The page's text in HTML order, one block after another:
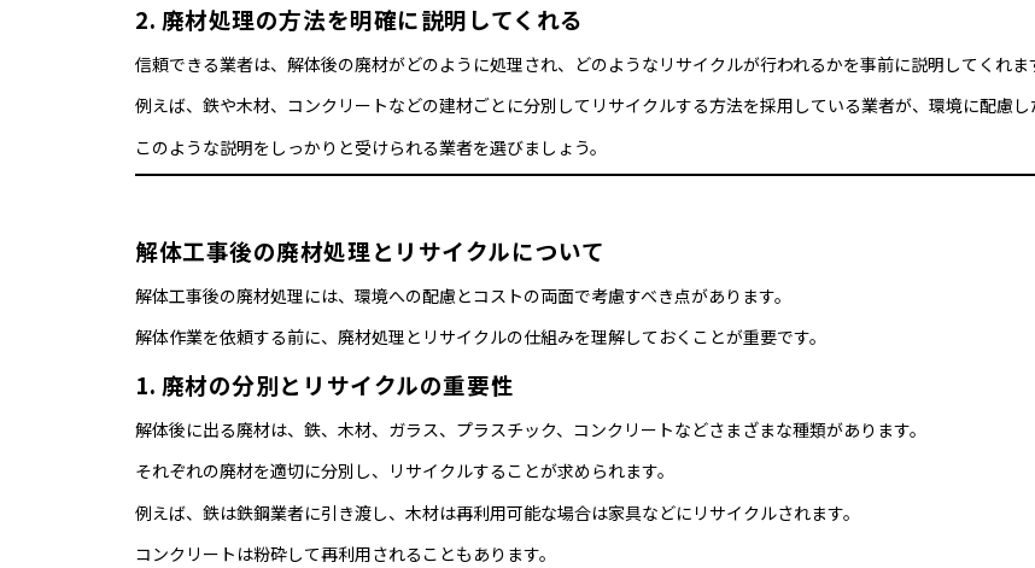
2. 廃材処理の方法を明確に説明してくれる
信頼できる業者は、解体後の廃材がどのように処理され、どのようなリサイクルが行われるかを事前に説明してくれま
例えば、鉄や木材、コンクリートなどの建材ごとに分別してリサイクルする方法を採用している業者が、環境に配慮し
このような説明をしっかりと受けられる業者を選びましょう。
解体工事後の廃材処理とリサイクルについて
解体工事後の廃材処理には、環境への配慮とコストの両面で考慮すべき点があります。
解体作業を依頼する前に、廃材処理とリサイクルの仕組みを理解しておくことが重要です。
1. 廃材の分別とリサイクルの重要性
解体後に出る廃材は、鉄、木材、ガラス、プラスチック、コンクリートなどさまざまな種類があります。
それぞれの廃材を適切に分別し、リサイクルすることが求められます。
例えば、鉄は鉄鋼業者に引き渡し、木材は再利用可能な場合は家具などにリサイクルされます。
コンクリートは粉砕して再利用されることもあります。